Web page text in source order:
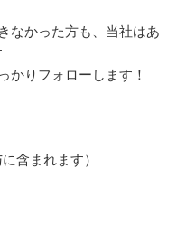
なかった方も、当社はあ
かりフォローします！
含まれます）